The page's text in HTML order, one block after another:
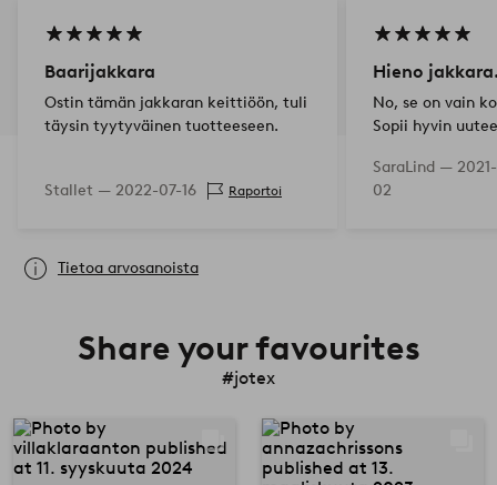
Baarijakkara
Ostin tämän jakkaran keittiöön, tuli
täysin tyytyväinen tuotteeseen.
Stallet — 2022-07-16 Raportoi
Hieno
No, se on vain
Sopii hyvin
SaraLind —
02
Tietoa arvosanoista
Share your favourites
#jotex